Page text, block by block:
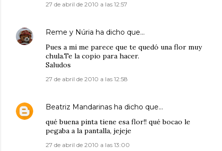
27 de abril de 2010 a las 12:57
Reme y Núria ha dicho que…
Pues a mi me parece que te quedó una flor muy
chula.Te la copio para hacer.
Saludos
27 de abril de 2010 a las 12:58
Beatriz Mandarinas ha dicho que…
qué buena pinta tiene esa flor!! qué bocao le
pegaba a la pantalla, jejeje
27 de abril de 2010 a las 13:00